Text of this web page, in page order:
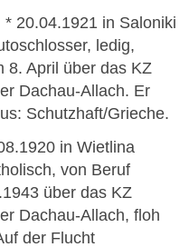
20.04.1921 in Saloniki
ledig,
8. April über das KZ
Dachau-Allach. Er
Schutzhaft/Grieche.
in Wietlina
von Beruf
über das KZ
Dachau-Allach, floh
der Flucht